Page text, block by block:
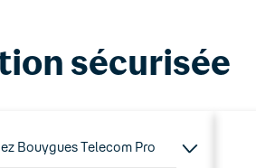
sécurisée
Bouygues Telecom Pro